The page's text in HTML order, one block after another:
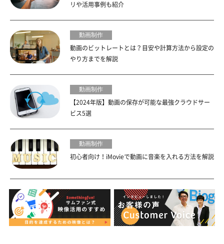
リや活用事例も紹介
動画制作
動画のビットレートとは？目安や計算方法から設定の
やり方までを解説
動画制作
【2024年版】動画の保存が可能な最強クラウドサー
ビス5選
動画制作
初心者向け！iMovieで動画に音楽を入れる方法を解説